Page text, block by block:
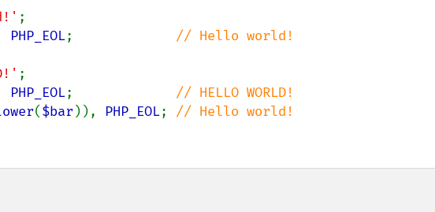
;
PHP_EOL; // Hello world!
;
PHP_EOL;
($bar )), PHP_EOL; // Hello world!